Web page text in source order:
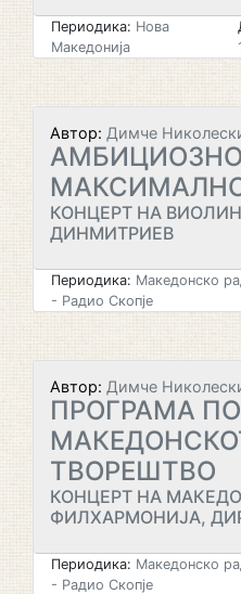
Периодика: Нова
Македонија
Автор: Димче
КОНЦЕРТ НА
ДИНМИТРИЕВ
Периодика: Македонско
- Радио Скопје
Автор: Димче
ПРОГРАМА
ТВОРЕШТВО
КОНЦЕРТ НА
ФИЛХАРМОНИЈА,
Периодика: Македонско
- Радио Скопје